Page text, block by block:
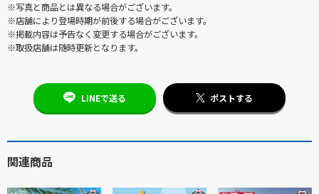
※写真と商品とは異なる場合がございます。
※店舗により登場時期が前後する場合がございます。
※掲載内容は予告なく変更する場合がございます。
※取扱店舗は随時更新となります。
LINEで送る ポストする
関連商品